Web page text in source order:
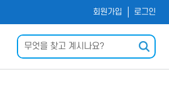
회원가입 로그인
검색